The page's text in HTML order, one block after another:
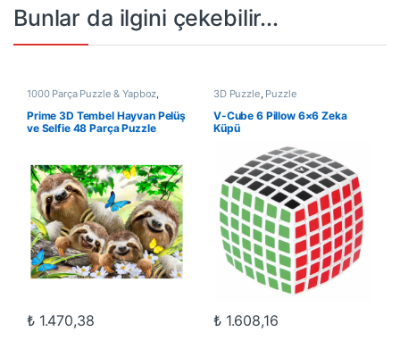
Bunlar da ilgini çekebilir...
1000 Parça Puzzle & Yapboz,
Prime 3D Tembel Hayvan Pelüş
ve Selfie 48 Parça Puzzle
₺1.470,38
3D Puzzle, Puzzle
V-Cube 6 Pillow 6×6 Zeka
Küpü
₺1.608,16